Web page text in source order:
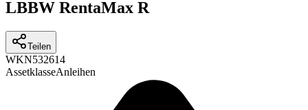
LBBW RentaMax R
Teilen
WKN532614
AssetklasseAnleihen